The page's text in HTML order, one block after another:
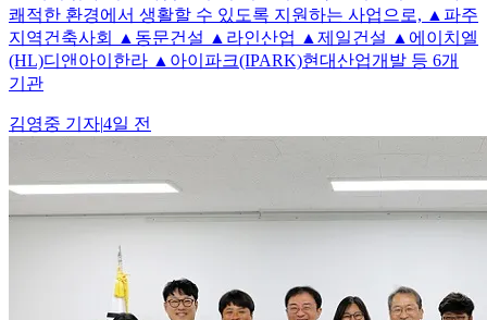
쾌적한 환경에서 생활할 수 있도록 지원하는 사업으로, ▲파주
지역건축사회 ▲동문건설 ▲라인산업 ▲제일건설 ▲에이치엘
(HL)디앤아이한라 ▲아이파크(IPARK)현대산업개발 등 6개
기관
김영중 기자|4일 전